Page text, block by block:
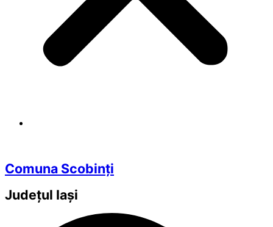
Comuna Scobinți
Județul Iași